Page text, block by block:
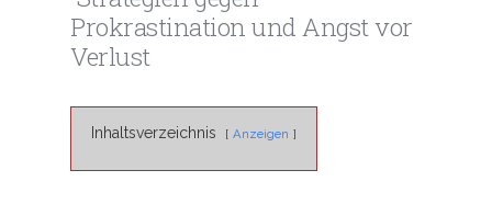
Prokrastination und Angst vor
Verlust
Inhaltsverzeichnis Anzeigen